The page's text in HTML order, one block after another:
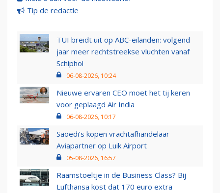
Tip de redactie
TUI breidt uit op ABC-eilanden: volgend
jaar meer rechtstreekse vluchten vanaf
Schiphol
06-08-2026, 10:24
Nieuwe ervaren CEO moet het tij keren
voor geplaagd Air India
06-08-2026, 10:17
Saoedi’s kopen vrachtafhandelaar
Aviapartner op Luik Airport
05-08-2026, 16:57
Raamstoeltje in de Business Class? Bij
Lufthansa kost dat 170 euro extra